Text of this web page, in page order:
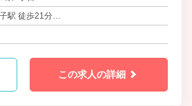
駅 徒歩21分
鉄道弘南線 弘前駅 徒歩30分
この求人の詳細